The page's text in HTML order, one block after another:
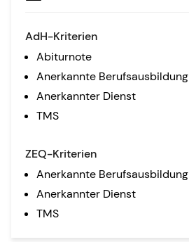
AdH-Kriterien
Abiturnote
Anerkannte Berufsausbildung
Anerkannter Dienst
TMS
ZEQ-Kriterien
Anerkannte Berufsausbildung
Anerkannter Dienst
TMS